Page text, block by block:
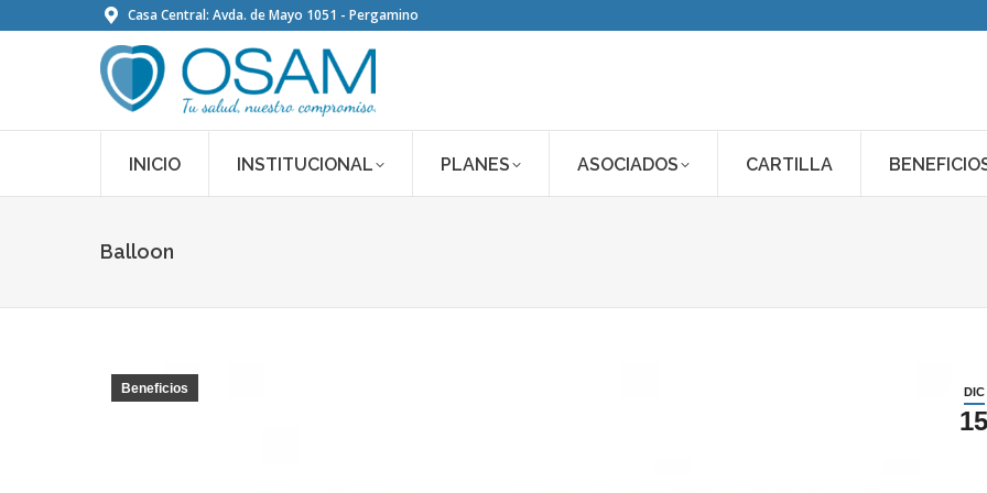
Casa Central: Avda. de Mayo 1051 - Pergamino
INICIO INSTITUCIONAL PLANES ASOCIADOS CARTILLA
Balloon
DIC
15
Beneficios